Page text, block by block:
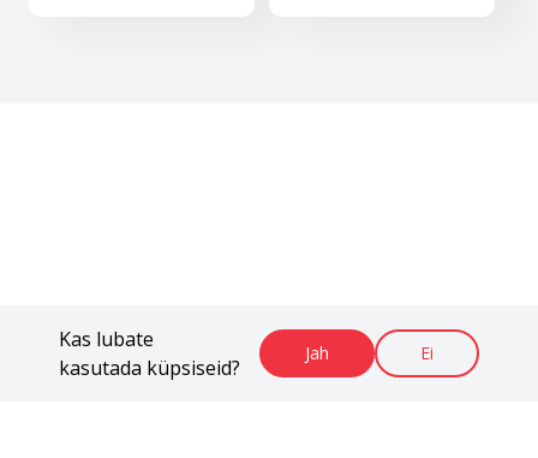
Kas lubate
kasutada küpsiseid?
Jah Ei